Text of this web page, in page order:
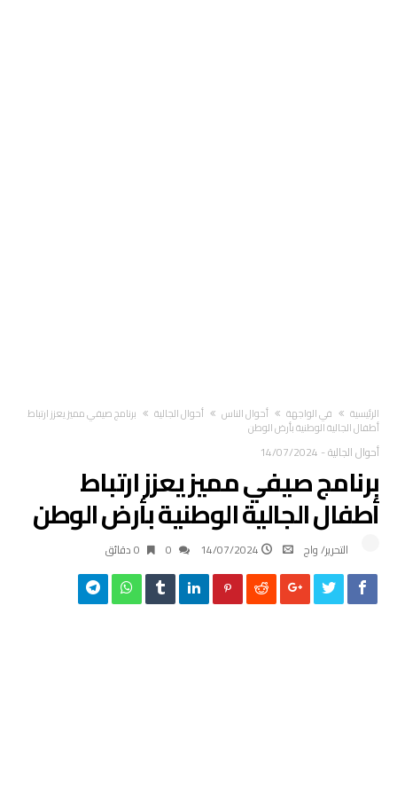
‫الرئيسية‬ في الواجهة أحوال الناس أحوال الجالية
برنامج صيفي مميز يعزز ارتباط
أطفال الجالية الوطنية بأرض الوطن
أحوال الجالية-
14/07/2024
برنامج صيفي مميز يعزز ارتباط
أطفال الجالية الوطنية بأرض الوطن
التحرير/ واج 14/07/2024 0 ‫دقائق‬